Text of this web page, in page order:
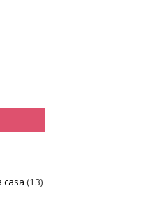
casa (13)